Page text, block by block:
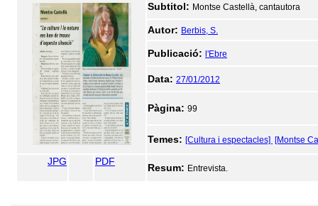
Subtitol: Montse Castellà, cantautora
Autor: Berbis, S.
Publicació: l'Ebre
Data: 27/01/2012
Pàgina: 99
Temes: [Cultura i espectacles] [Montse
JPG PDF
Resum: Entrevista.